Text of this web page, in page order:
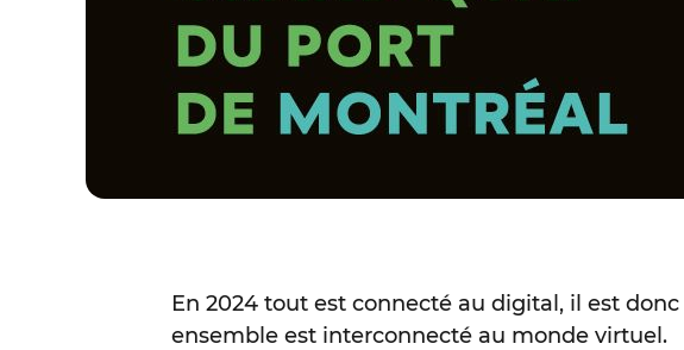
En 2024 tout est connecté au digital, il est
ensemble est interconnecté au monde virtuel.